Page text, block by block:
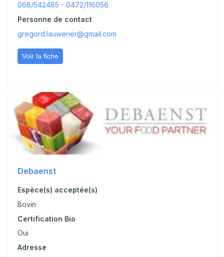
068/542485 - 0472/116056
Personne de contact
gregord.lauwerier@gmail.com
Voir la fiche
Debaenst
Espèce(s) acceptée(s)
Bovin
Certification Bio
Oui
Adresse